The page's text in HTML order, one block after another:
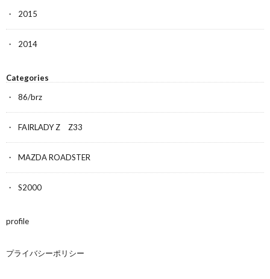
2015
2014
Categories
86/brz
FAIRLADY Z Z33
MAZDA ROADSTER
S2000
profile
プライバシーポリシー